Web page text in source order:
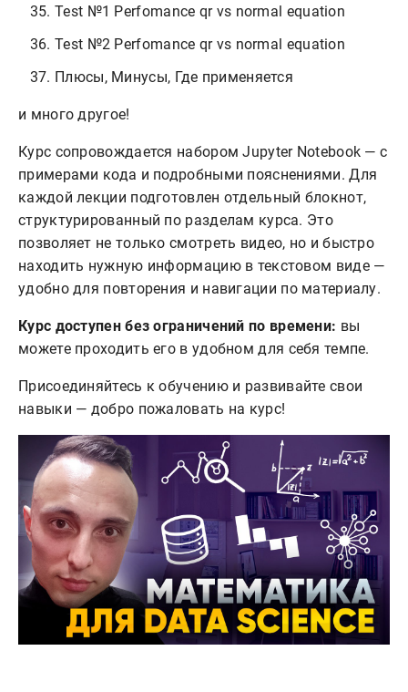
Test №1 Perfomance qr vs normal equation
Test №2 Perfomance qr vs normal equation
Плюсы, Минусы, Где применяется
и много другое!
Курс сопровождается набором Jupyter Notebook — с
примерами кода и подробными пояснениями. Для
каждой лекции подготовлен отдельный блокнот,
структурированный по разделам курса. Это
позволяет не только смотреть видео, но и быстро
находить нужную информацию в текстовом виде —
удобно для повторения и навигации по материалу.
Курс доступен без ограничений по времени: вы
можете проходить его в удобном для себя темпе.
Присоединяйтесь к обучению и развивайте свои
навыки — добро пожаловать на курс!